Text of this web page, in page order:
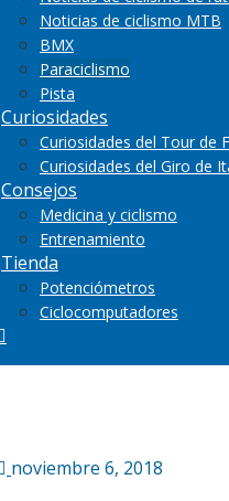
Noticias de ciclismo MTB
BMX
Paraciclismo
Pista
Curiosidades
Curiosidades del Tour de
Curiosidades del Giro de
Consejos
Medicina y ciclismo
Entrenamiento
Tienda
Potenciómetros
Ciclocomputadores
noviembre 6, 2018